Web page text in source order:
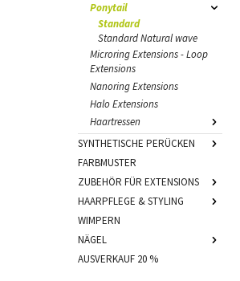
Ponytail
Standard
Standard Natural wave
Microring Extensions - Loop
Extensions
Nanoring Extensions
Halo Extensions
Haartressen
SYNTHETISCHE PERÜCKEN
FARBMUSTER
ZUBEHÖR FÜR EXTENSIONS
HAARPFLEGE & STYLING
WIMPERN
NÄGEL
AUSVERKAUF 20 %